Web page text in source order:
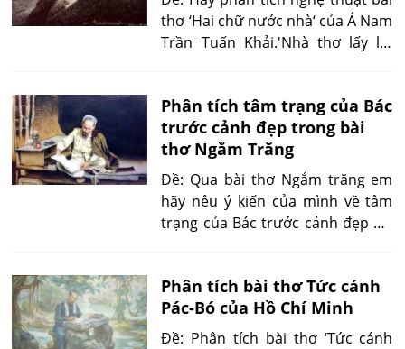
thơ ‘Hai chữ nước nhà‘ của Á Nam
Trần Tuấn Khải.'Nhà thơ lấy lời
định mảnh đất ‘Trời Nam riêng
một cõi này’ từ đó mà đá bao
nhiêu anh hùng...'
Phân tích tâm trạng của Bác
trước cảnh đẹp trong bài
thơ Ngắm Trăng
Đề: Qua bài thơ Ngắm trăng em
hãy nêu ý kiến của mình về tâm
trạng của Bác trước cảnh đẹp ấy.
bối rối của nhà thơ. Khi chuyển
sang câu thơ dịch thì sự ‘bối rối’
tự vân đã mất, thay vào đó là...'
Phân tích bài thơ Tức cánh
Pác-Bó của Hồ Chí Minh
Đề: Phân tích bài thơ ‘Tức cánh